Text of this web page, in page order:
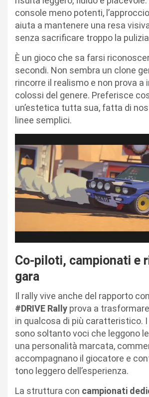
console meno potenti,
aiuta a mantenere una resa
senza sacrificare troppo la
È un gioco che sa farsi
secondi. Non sembra un clone
rincorre il realismo e non prova a
colossi del genere. Preferisce
un’estetica tutta sua, fatta di
linee semplici.
Co-piloti, campionati e
gara
Il rally vive anche del rapporto
#DRIVE Rally prova a
in qualcosa di più caratteristico.
sono soltanto voci che leggono
una personalità marcata,
accompagnano il giocatore e
tono leggero dell’esperienza.
La struttura con campionati